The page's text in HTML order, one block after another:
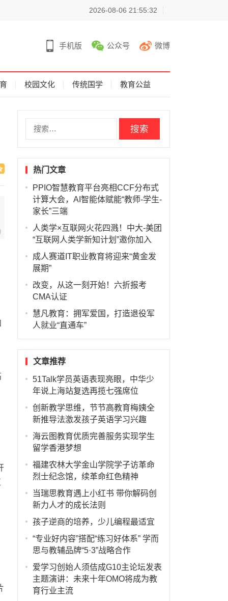
2026-08-06 21:55:32
手机版 公众号 微博
校园文化 传统国学 教育公益
热门文章
PPIO智慧教育平台亮相CCF分布式
计算大会，AI智能体赋能“教师-学生-
家长”三端
人类学×互联网火花四溅！中大-美团
“互联网人类学新知计划”邀你加入
成人赛道IT职业教育将迎来“黄金发
展期”
改变，从这一刻开始！六折报考
CMA认证
慧凡教育：拥军爱国，打造退役军
人就业“直通车”
文章推荐
51Talk学员英语表现亮眼，中华少
年说上海站复选再揽七强席位
创新教学思维，节节高教育梅姨全
新推导法激发孩子英语学习兴趣
海云图教育优质完善服务实现学生
留学香港梦想
福建农林大学金山学院学子访革命
烈士纪念馆，续革命红色精神
当瑞思教育遇上小红书 带你解码创
新力人才的成长法则
孩子逆商的培养，少儿编程最适宜
“专业好内容”搭配“练习好体系” 学而
思与教辅品牌“5·3”战略合作
爱学习创始人须佶成G10主论坛发表
主题演讲：未来十年OMO将成为教
育行业主流